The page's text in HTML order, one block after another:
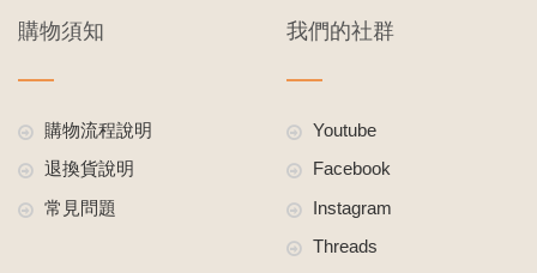
購物須知
購物流程說明
退換貨說明
常見問題
我們的社群
Youtube
Facebook
Instagram
Threads